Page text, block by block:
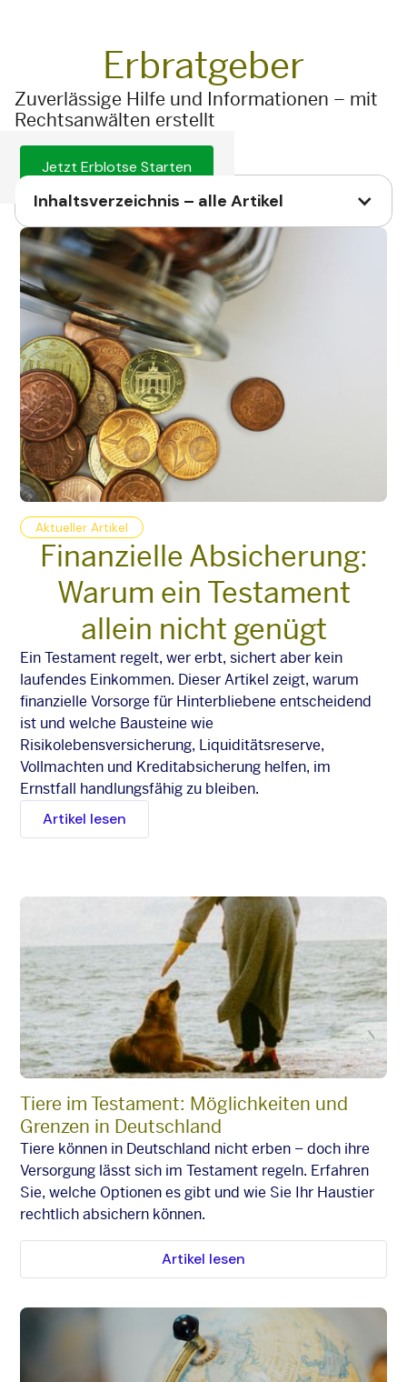
Erbratgeber
Zuverlässige Hilfe und Informationen – mit
Rechtsanwälten erstellt
Jetzt Erblotse Starten
Inhaltsverzeichnis – alle Artikel
Aktueller Artikel
Finanzielle Absicherung:
Warum ein Testament
allein nicht genügt
Ein Testament regelt, wer erbt, sichert aber kein
laufendes Einkommen. Dieser Artikel zeigt, warum
finanzielle Vorsorge für Hinterbliebene entscheidend
ist und welche Bausteine wie
Risikolebensversicherung, Liquiditätsreserve,
Vollmachten und Kreditabsicherung helfen, im
Ernstfall handlungsfähig zu bleiben.
Artikel lesen
Tiere im Testament: Möglichkeiten und
Grenzen in Deutschland
Tiere können in Deutschland nicht erben – doch ihre
Versorgung lässt sich im Testament regeln. Erfahren
Sie, welche Optionen es gibt und wie Sie Ihr Haustier
rechtlich absichern können.
Artikel lesen